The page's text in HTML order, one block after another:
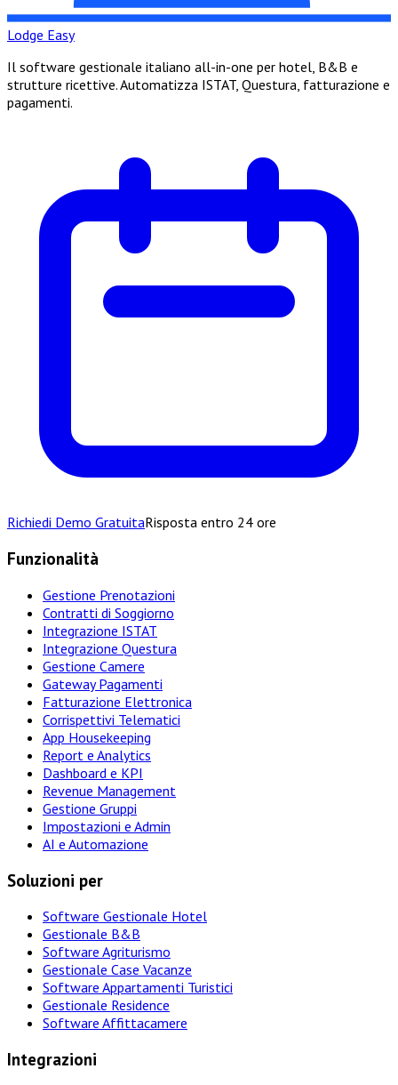
Lodge Easy
Il software gestionale italiano all-in-one per hotel, B&B e
strutture ricettive. Automatizza ISTAT, Questura, fatturazione e
pagamenti.
Richiedi Demo GratuitaRisposta entro 24 ore
Funzionalità
Gestione Prenotazioni
Contratti di Soggiorno
Integrazione ISTAT
Integrazione Questura
Gestione Camere
Gateway Pagamenti
Fatturazione Elettronica
Corrispettivi Telematici
App Housekeeping
Report e Analytics
Dashboard e KPI
Revenue Management
Gestione Gruppi
Impostazioni e Admin
AI e Automazione
Soluzioni per
Software Gestionale Hotel
Gestionale B&B
Software Agriturismo
Gestionale Case Vacanze
Software Appartamenti Turistici
Gestionale Residence
Software Affittacamere
Integrazioni